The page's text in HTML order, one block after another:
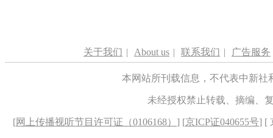
关于我们 | About us | 联系我们 | 广告服务
本网站所刊载信息，不代表中新
未经授权禁止转载、摘编、
[网上传播视听节目许可证（0106168） ] [京ICP证040655号] [